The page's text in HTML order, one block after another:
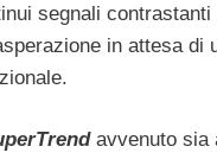
segnali contrastanti
in attesa di
avvenuto sia